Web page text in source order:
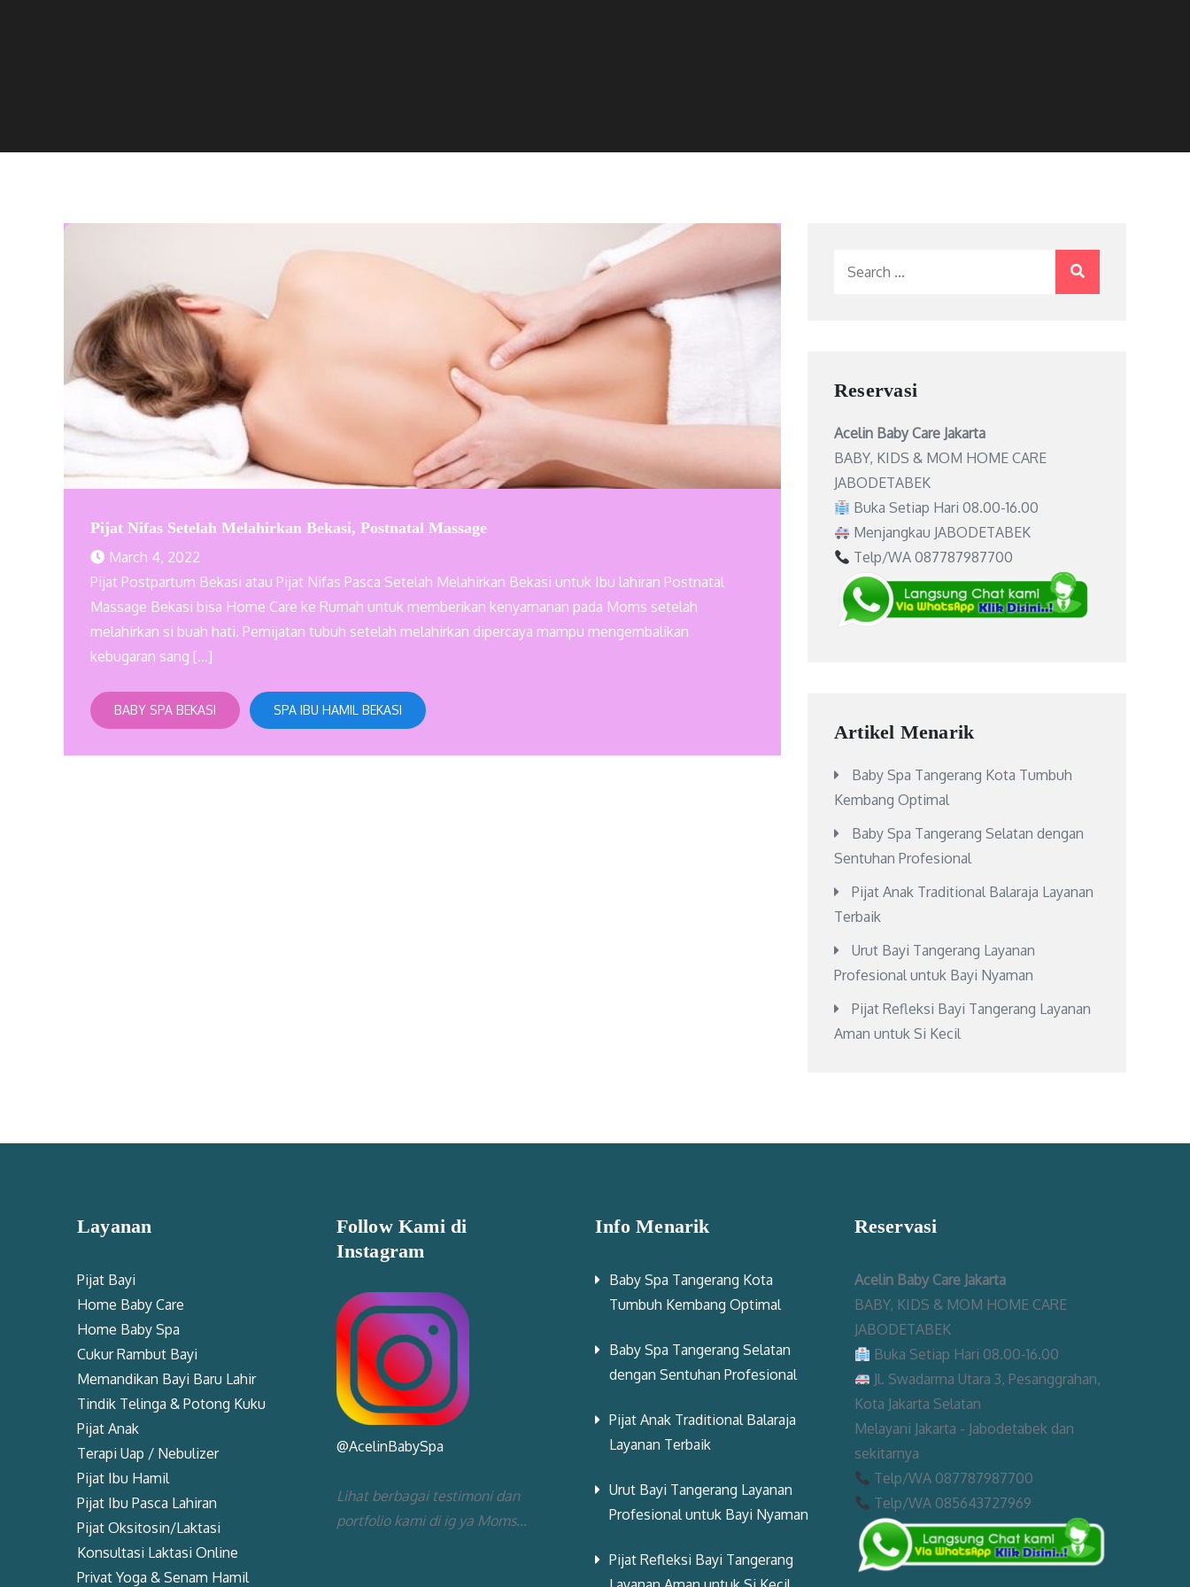
Pijat Nifas Setelah Melahirkan Bekasi, Postnatal Massage
March 4, 2022
Pijat Postpartum Bekasi atau Pijat Nifas Pasca Setelah Melahirkan Bekasi untuk Ibu lahiran Postnatal
Massage Bekasi bisa Home Care ke Rumah untuk memberikan kenyamanan pada Moms setelah
melahirkan si buah hati. Pemijatan tubuh setelah melahirkan dipercaya mampu mengembalikan
kebugaran sang […]
BABY SPA BEKASI SPA IBU HAMIL BEKASI
Reservasi
Acelin Baby Care Jakarta
BABY, KIDS & MOM HOME CARE
JABODETABEK
Buka Setiap Hari 08.00-16.00
Menjangkau JABODETABEK
Telp/WA 087787987700
Artikel Menarik
Baby Spa Tangerang Kota Tumbuh
Kembang Optimal
Baby Spa Tangerang Selatan dengan
Sentuhan Profesional
Pijat Anak Traditional Balaraja Layanan
Terbaik
Urut Bayi Tangerang Layanan
Profesional untuk Bayi Nyaman
Pijat Refleksi Bayi Tangerang Layanan
Aman untuk Si Kecil
Layanan
Pijat Bayi
Home Baby Care
Home Baby Spa
Cukur Rambut Bayi
Memandikan Bayi Baru Lahir
Tindik Telinga & Potong Kuku
Pijat Anak
Terapi Uap / Nebulizer
Pijat Ibu Hamil
Pijat Ibu Pasca Lahiran
Pijat Oksitosin/Laktasi
Konsultasi Laktasi Online
Privat Yoga & Senam Hamil
Follow Kami di
Instagram
@AcelinBabySpa
Lihat berbagai testimoni dan
portfolio kami di ig ya Moms...
Info Menarik
Baby Spa Tangerang Kota
Tumbuh Kembang Optimal
Baby Spa Tangerang Selatan
dengan Sentuhan Profesional
Pijat Anak Traditional Balaraja
Layanan Terbaik
Urut Bayi Tangerang Layanan
Profesional untuk Bayi Nyaman
Pijat Refleksi Bayi Tangerang
Reservasi
Acelin Baby Care Jakarta
BABY, KIDS & MOM HOME CARE
JABODETABEK
Buka Setiap Hari 08.00-16.00
Jl. Swadarma Utara 3, Pesanggrahan,
Kota Jakarta Selatan
Melayani Jakarta - Jabodetabek dan
sekitarnya
Telp/WA 087787987700
Telp/WA 085643727969